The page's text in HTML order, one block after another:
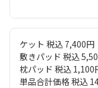
ケット 税込 7,400円
敷きパッド 税込
枕パッド 税込 1,100
単品合計価格 税込